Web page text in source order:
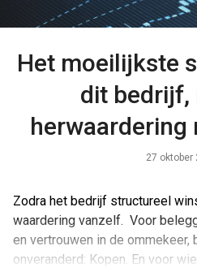
Het moeilijkste
dit bedrijf,
herwaardering
27 oktober
Zodra het bedrijf structureel
waardering vanzelf. Voor
en vertrouwen in de ommekeer,
onveranderd: Kopen. En voor wie